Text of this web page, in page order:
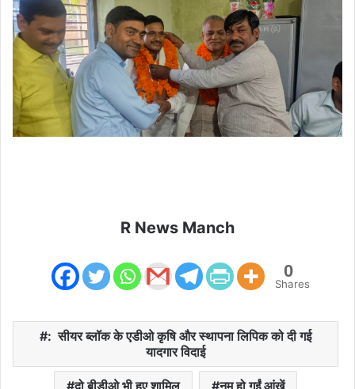
R News Manch
0
Shares
: सीयर ब्लॉक के एडीओ कृषि और स्थापना लिपिक को दी गई
यादगार विदाई